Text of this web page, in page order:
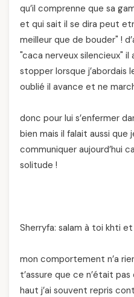
qu’il comprenne que sa
et qui sait il se dira peut
meilleur que de bouder" !
"caca nerveux silencieux"
stopper lorsque j’abordais
oublié il avance et ne
donc pour lui s’enfermer
bien mais il falait aussi que
communiquer aujourd’hui
solitude !
Sherryfa: salam à toi khti
mon comportement n’a
t’assure que ce n’était
haut j’ai souvent repris